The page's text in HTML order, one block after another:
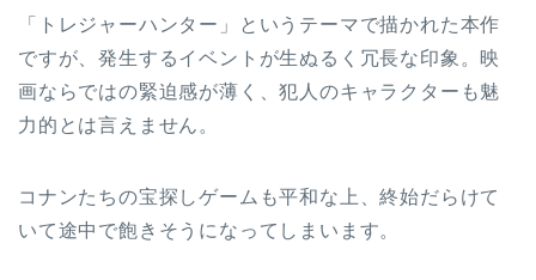
「トレジャーハンター」というテーマで描かれた本作
ですが、発生するイベントが生ぬるく冗長な印象。映
画ならではの緊迫感が薄く、犯人のキャラクターも魅
力的とは言えません。
コナンたちの宝探しゲームも平和な上、終始だらけて
いて途中で飽きそうになってしまいます。